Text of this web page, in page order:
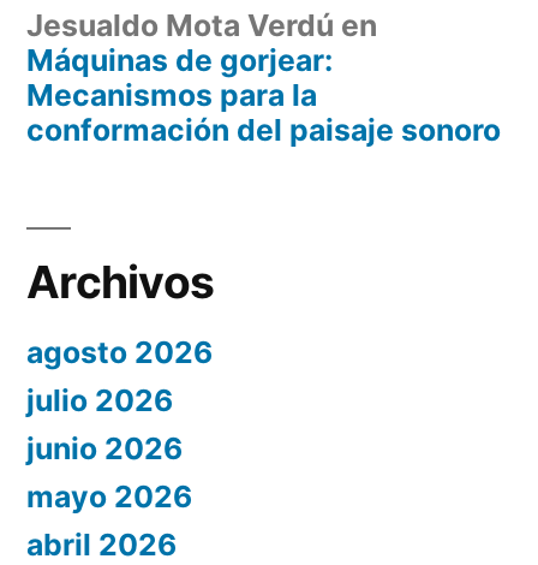
Jesualdo Mota Verdú en
Máquinas de gorjear:
Mecanismos para la
conformación del paisaje sonoro
Archivos
agosto 2026
julio 2026
junio 2026
mayo 2026
abril 2026